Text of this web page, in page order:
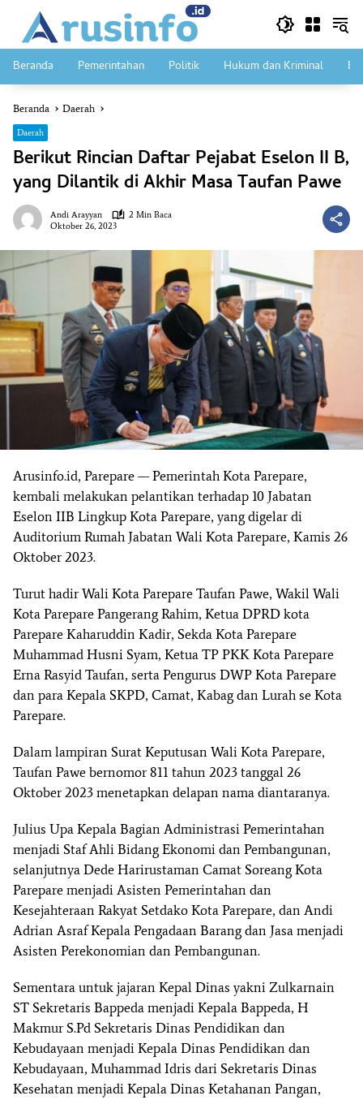
konten
Beranda Pemerintahan Politik Hukum dan Kriminal
Beranda Daerah
Daerah
Berikut Rincian Daftar Pejabat Eselon II B,
yang Dilantik di Akhir Masa Taufan Pawe
Andi Arayyan
2 Min Baca
Oktober 26, 2023
Arusinfo.id, Parepare — Pemerintah Kota Parepare,
kembali melakukan pelantikan terhadap 10 Jabatan
Eselon IIB Lingkup Kota Parepare, yang digelar di
Auditorium Rumah Jabatan Wali Kota Parepare, Kamis 26
Oktober 2023.
Turut hadir Wali Kota Parepare Taufan Pawe, Wakil Wali
Kota Parepare Pangerang Rahim, Ketua DPRD kota
Parepare Kaharuddin Kadir, Sekda Kota Parepare
Muhammad Husni Syam, Ketua TP PKK Kota Parepare
Erna Rasyid Taufan, serta Pengurus DWP Kota Parepare
dan para Kepala SKPD, Camat, Kabag dan Lurah se Kota
Parepare.
Dalam lampiran Surat Keputusan Wali Kota Parepare,
Taufan Pawe bernomor 811 tahun 2023 tanggal 26
Oktober 2023 menetapkan delapan nama diantaranya.
Julius Upa Kepala Bagian Administrasi Pemerintahan
menjadi Staf Ahli Bidang Ekonomi dan Pembangunan,
selanjutnya Dede Harirustaman Camat Soreang Kota
Parepare menjadi Asisten Pemerintahan dan
Kesejahteraan Rakyat Setdako Kota Parepare, dan Andi
Adrian Asraf Kepala Pengadaan Barang dan Jasa menjadi
Asisten Perekonomian dan Pembangunan.
Sementara untuk jajaran Kepal Dinas yakni Zulkarnain
ST Sekretaris Bappeda menjadi Kepala Bappeda, H
Makmur S.Pd Sekretaris Dinas Pendidikan dan
Kebudayaan menjadi Kepala Dinas Pendidikan dan
Kebudayaan, Muhammad Idris dari Sekretaris Dinas
Kesehatan menjadi Kepala Dinas Ketahanan Pangan,